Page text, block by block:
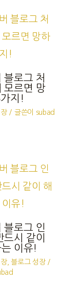
블로그 처
모르면 망
지!
/ 글쓴이 subad
블로그 인
드시 같이
이유!
,블로그 성장/